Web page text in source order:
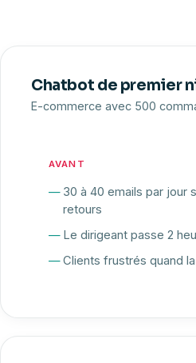
Chatbot de premier
E-commerce avec 500
AVANT
30 à 40 emails par jour
retours
Le dirigeant passe 2
Clients frustrés quand